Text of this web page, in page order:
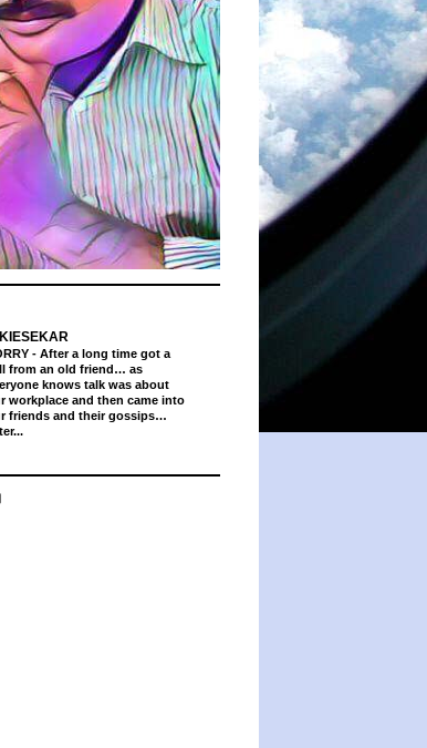
- After a long time got a
from an old friend… as
knows talk was about
workplace and then came into
friends and their gossips…